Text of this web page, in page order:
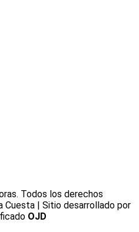
Todos los derechos
Cuesta | Sitio desarrollado por
OJD